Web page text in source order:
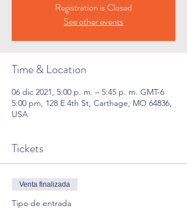
Registration is Closed
See other events
Time & Location
06 dic 2021, 5:00 p. m. – 5:45 p. m. GMT-6
5:00 pm, 128 E 4th St, Carthage, MO 64836,
USA
Tickets
Venta finalizada
Tipo de entrada